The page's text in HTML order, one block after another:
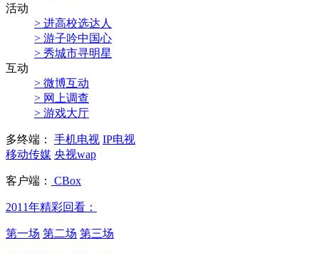
活动
> 进高校选达人
> 游子吟中国心
> 秀城市寻明星
互动
> 微博互动
> 网上调查
> 游戏大厅
多终端： 手机电视 IP电视
移动传媒 央视wap
客户端： CBox
2011年精彩回看：
第一场 第二场 第三场